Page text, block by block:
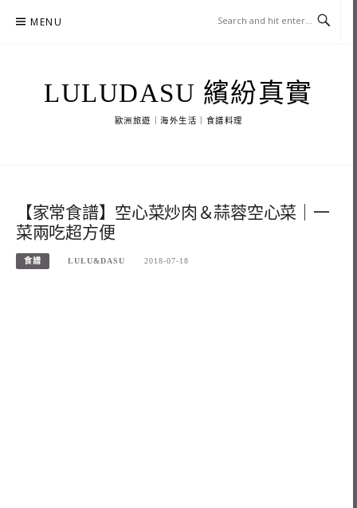
MENU
LULUDASU 繽紛真實
歐洲旅遊｜海外生活｜食譜料理
【家常食譜】空心菜炒肉＆蒜蓉空心菜｜一
菜兩吃超方便
食譜 LULU&DASU 2018-07-18